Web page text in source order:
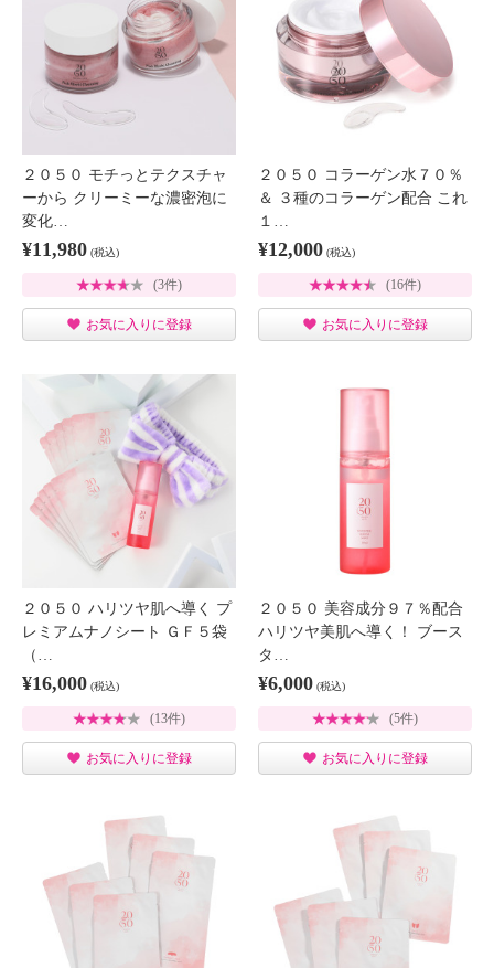
２０５０ モチっとテクスチャ
ーから クリーミーな濃密泡に
変化…
¥11,980 (税込)
(3件)
お気に入りに登録
２０５０ コラーゲン水７０％
＆ ３種のコラーゲン配合 これ
１…
¥12,000 (税込)
(16件)
お気に入りに登録
２０５０ ハリツヤ肌へ導く プ
レミアムナノシート ＧＦ５袋
（…
¥16,000 (税込)
(13件)
お気に入りに登録
２０５０ 美容成分９７％配合
ハリツヤ美肌へ導く！ ブース
タ…
¥6,000 (税込)
(5件)
お気に入りに登録